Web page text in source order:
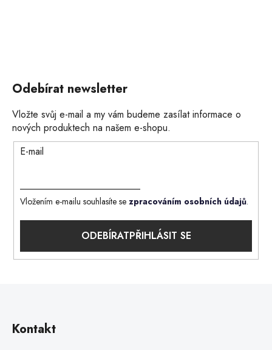
Odebírat newsletter
Vložte svůj e-mail a my vám budeme zasílat informace o
nových produktech na našem e-shopu.
E-mail
Vložením e-mailu souhlasíte se zpracováním osobních údajů.
PŘIHLÁSIT SE
Kontakt